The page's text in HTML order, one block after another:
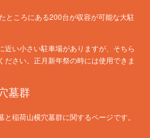
ところにある200台が収容が可能な大駐
い小さい駐車場がありますが、そちら
さい。正月新年祭の時には使用できま
墓群
稲荷山横穴墓群に関するページです。